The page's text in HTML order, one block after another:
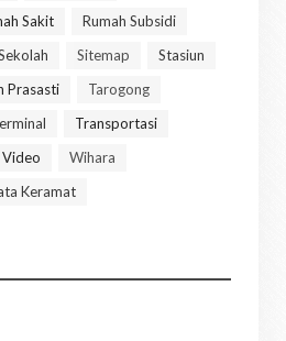
Sakit
Rumah Subsidi
Sitemap
Stasiun
Prasasti
Tarogong
Transportasi
Video
Wihara
Keramat